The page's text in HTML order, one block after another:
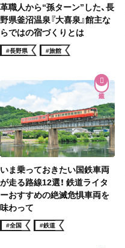
革職人から“孫ターン”した、長
野県釜沼温泉『大喜泉』館主な
らではの宿づくりとは
#長野県 #旅館
いま乗っておきたい国鉄車両
が走る路線12選！ 鉄道ライタ
ーおすすめの絶滅危惧車両を
味わって
#全国 #鉄道